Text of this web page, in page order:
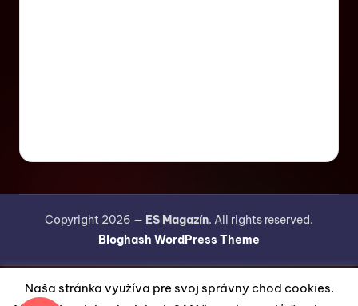
Copyright 2026 — ES Magazín. All rights reserved.
Bloghash WordPress Theme
Naša stránka využíva pre svoj správny chod cookies.